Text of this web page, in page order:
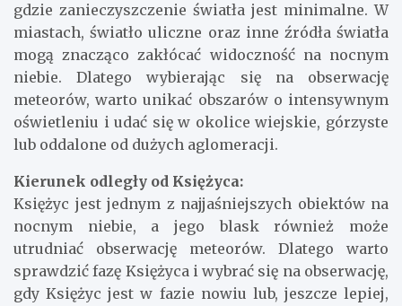
gdzie zanieczyszczenie światła jest minimalne. W
miastach, światło uliczne oraz inne źródła światła
mogą znacząco zakłócać widoczność na nocnym
niebie. Dlatego wybierając się na obserwację
meteorów, warto unikać obszarów o intensywnym
oświetleniu i udać się w okolice wiejskie, górzyste
lub oddalone od dużych aglomeracji.
Kierunek odległy od Księżyca:
Księżyc jest jednym z najjaśniejszych obiektów na
nocnym niebie, a jego blask również może
utrudniać obserwację meteorów. Dlatego warto
sprawdzić fazę Księżyca i wybrać się na obserwację,
gdy Księżyc jest w fazie nowiu lub, jeszcze lepiej,